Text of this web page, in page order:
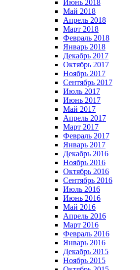
Июнь 2018
Май 2018
Апрель 2018
Март 2018
Февраль 2018
Январь 2018
Декабрь 2017
Октябрь 2017
Ноябрь 2017
Сентябрь 2017
Июль 2017
Июнь 2017
Май 2017
Апрель 2017
Март 2017
Февраль 2017
Январь 2017
Декабрь 2016
Ноябрь 2016
Октябрь 2016
Сентябрь 2016
Июль 2016
Июнь 2016
Май 2016
Апрель 2016
Март 2016
Февраль 2016
Январь 2016
Декабрь 2015
Ноябрь 2015